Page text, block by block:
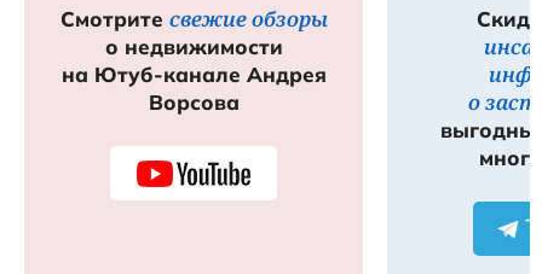
Смотрите свежие обзоры
о недвижимости
на Ютуб-канале Андрея
Ворсова
о